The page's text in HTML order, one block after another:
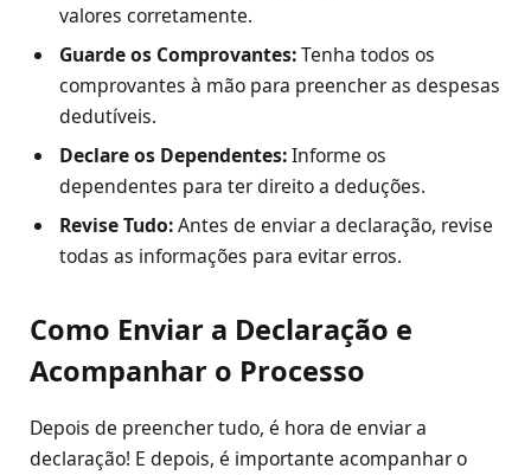
valores corretamente.
Guarde os Comprovantes:Tenha todos os
comprovantes à mão para preencher as despesas
dedutíveis.
Declare os Dependentes:Informe os
dependentes para ter direito a deduções.
Revise Tudo:Antes de enviar a declaração, revise
todas as informações para evitar erros.
Como Enviar a Declaração e
Acompanhar o Processo
Depois de preencher tudo, é hora de enviar a
declaração! E depois, é importante acompanhar o